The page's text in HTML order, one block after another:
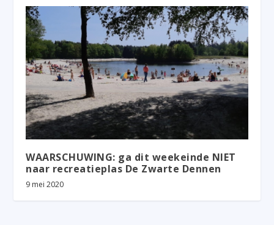
WAARSCHUWING: ga dit weekeinde NIET
naar recreatieplas De Zwarte Dennen
9 mei 2020